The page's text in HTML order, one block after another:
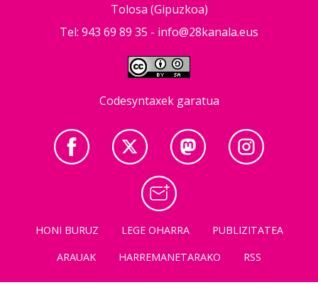
Tolosa (Gipuzkoa)
Tel: 943 69 89 35 - info@28kanala.eus
Codesyntaxek garatua
HONI BURUZ LEGE OHARRA
PUBLIZITATEA
ARAUAK
HARREMANETARAKO RSS